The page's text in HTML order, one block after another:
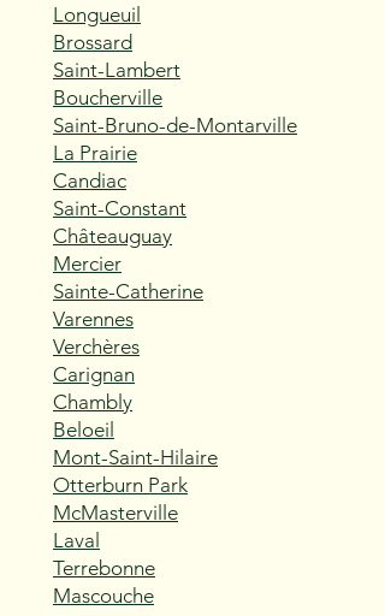
Longueuil
Brossard
Saint-Lambert
Boucherville
Saint-Bruno-de-Montarville
La Prairie
Candiac
Saint-Constant
Châteauguay
Mercier
Sainte-Catherine
Varennes
Verchères
Carignan
Chambly
Beloeil
Mont-Saint-Hilaire
Otterburn Park
McMasterville
Laval
Terrebonne
Mascouche